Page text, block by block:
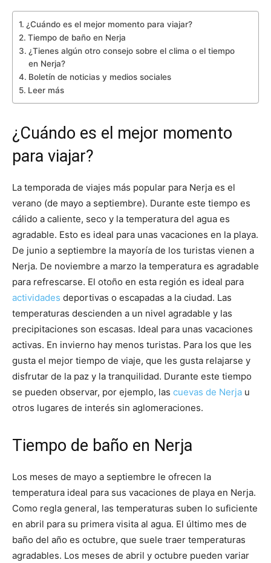
¿Cuándo es el mejor momento para viajar?
Tiempo de baño en Nerja
¿Tienes algún otro consejo sobre el clima o el tiempo
en Nerja?
Boletín de noticias y medios sociales
Leer más
¿Cuándo es el mejor momento
para viajar?
La temporada de viajes más popular para Nerja es el
verano (de mayo a septiembre). Durante este tiempo es
cálido a caliente, seco y la temperatura del agua es
agradable. Esto es ideal para unas vacaciones en la playa.
De junio a septiembre la mayoría de los turistas vienen a
Nerja. De noviembre a marzo la temperatura es agradable
para refrescarse. El otoño en esta región es ideal para
actividades deportivas o escapadas a la ciudad. Las
temperaturas descienden a un nivel agradable y las
precipitaciones son escasas. Ideal para unas vacaciones
activas. En invierno hay menos turistas. Para los que les
gusta el mejor tiempo de viaje, que les gusta relajarse y
disfrutar de la paz y la tranquilidad. Durante este tiempo
se pueden observar, por ejemplo, las cuevas de Nerja u
otros lugares de interés sin aglomeraciones.
Tiempo de baño en Nerja
Los meses de mayo a septiembre le ofrecen la
temperatura ideal para sus vacaciones de playa en Nerja.
Como regla general, las temperaturas suben lo suficiente
en abril para su primera visita al agua. El último mes de
baño del año es octubre, que suele traer temperaturas
agradables. Los meses de abril y octubre pueden variar